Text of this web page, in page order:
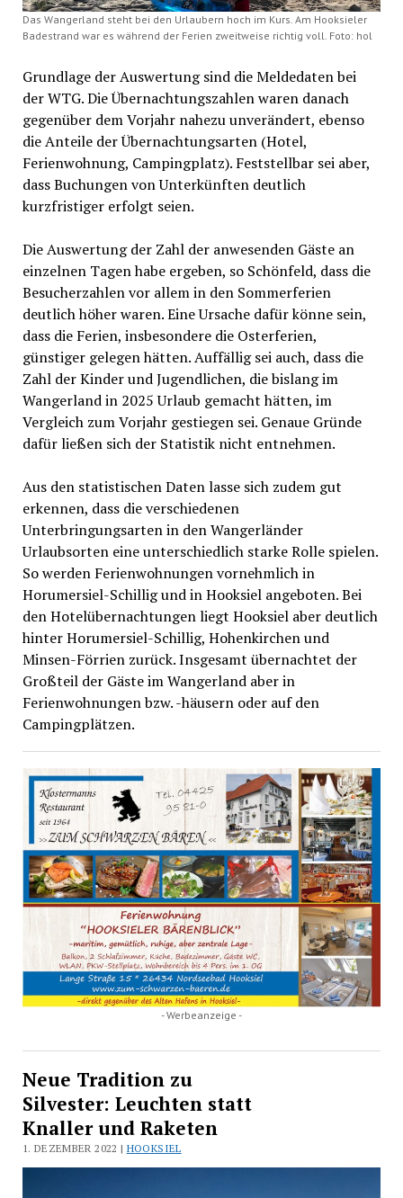
Das Wangerland steht bei den Urlaubern hoch im Kurs. Am Hooksieler
Badestrand war es während der Ferien zweitweise richtig voll. Foto: hol
Grundlage der Auswertung sind die Meldedaten bei
der WTG. Die Übernachtungszahlen waren danach
gegenüber dem Vorjahr nahezu unverändert, ebenso
die Anteile der Übernachtungsarten (Hotel,
Ferienwohnung, Campingplatz). Feststellbar sei aber,
dass Buchungen von Unterkünften deutlich
kurzfristiger erfolgt seien.
Die Auswertung der Zahl der anwesenden Gäste an
einzelnen Tagen habe ergeben, so Schönfeld, dass die
Besucherzahlen vor allem in den Sommerferien
deutlich höher waren. Eine Ursache dafür könne sein,
dass die Ferien, insbesondere die Osterferien,
günstiger gelegen hätten. Auffällig sei auch, dass die
Zahl der Kinder und Jugendlichen, die bislang im
Wangerland in 2025 Urlaub gemacht hätten, im
Vergleich zum Vorjahr gestiegen sei. Genaue Gründe
dafür ließen sich der Statistik nicht entnehmen.
Aus den statistischen Daten lasse sich zudem gut
erkennen, dass die verschiedenen
Unterbringungsarten in den Wangerländer
Urlaubsorten eine unterschiedlich starke Rolle spielen.
So werden Ferienwohnungen vornehmlich in
Horumersiel-Schillig und in Hooksiel angeboten. Bei
den Hotelübernachtungen liegt Hooksiel aber deutlich
hinter Horumersiel-Schillig, Hohenkirchen und
Minsen-Förrien zurück. Insgesamt übernachtet der
Großteil der Gäste im Wangerland aber in
Ferienwohnungen bzw. -häusern oder auf den
Campingplätzen.
- Werbeanzeige -
Neue Tradition zu
Silvester: Leuchten statt
Knaller und Raketen
1. DEZEMBER 2022 | HOOKSIEL